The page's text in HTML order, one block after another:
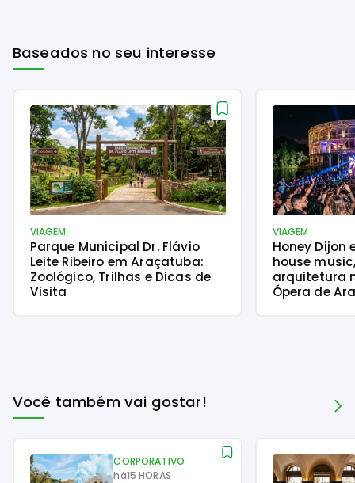
Baseados no seu interesse
VIAGEM
Parque Municipal Dr. Flávio
Leite Ribeiro em Araçatuba:
Zoológico, Trilhas e Dicas de
Visita
VIAGEM
Honey Dijon
house
arquitetura
Ópera de
Você também vai gostar!
CORPORATIVO
há15 HORAS